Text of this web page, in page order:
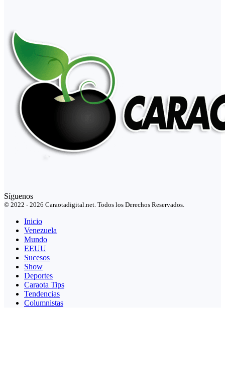
Síguenos
© 2022 - 2026 Caraotadigital.net. Todos los Derechos Reservados.
Inicio
Venezuela
Mundo
EEUU
Sucesos
Show
Deportes
Caraota Tips
Tendencias
Columnistas